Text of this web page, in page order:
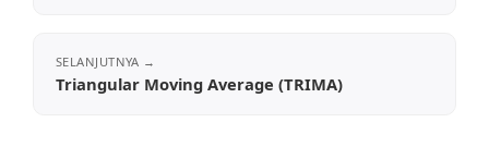
Triangular Moving Average (TRIMA)